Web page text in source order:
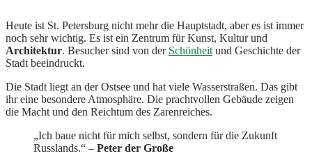
Heute ist St. Petersburg nicht mehr die Hauptstadt, aber es ist immer
noch sehr wichtig. Es ist ein Zentrum für Kunst, Kultur und
Architektur. Besucher sind von der Schönheit und Geschichte der
Stadt beeindruckt.
Die Stadt liegt an der Ostsee und hat viele Wasserstraßen. Das gibt
ihr eine besondere Atmosphäre. Die prachtvollen Gebäude zeigen
die Macht und den Reichtum des Zarenreiches.
„Ich baue nicht für mich selbst, sondern für die Zukunft
Russlands.“ – Peter der Große